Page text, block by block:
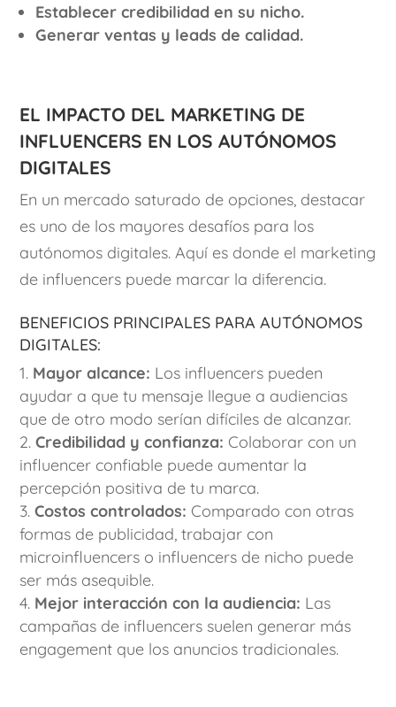
Establecer credibilidad en su nicho.
Generar ventas y leads de calidad.
El impacto del marketing de
influencers en los autónomos
digitales
En un mercado saturado de opciones, destacar
es uno de los mayores desafíos para los
autónomos digitales. Aquí es donde el marketing
de influencers puede marcar la diferencia.
Beneficios principales para autónomos
digitales:
Mayor alcance: Los influencers pueden
ayudar a que tu mensaje llegue a audiencias
que de otro modo serían difíciles de alcanzar.
Credibilidad y confianza: Colaborar con un
influencer confiable puede aumentar la
percepción positiva de tu marca.
Costos controlados: Comparado con otras
formas de publicidad, trabajar con
microinfluencers o influencers de nicho puede
ser más asequible.
Mejor interacción con la audiencia: Las
campañas de influencers suelen generar más
engagement que los anuncios tradicionales.